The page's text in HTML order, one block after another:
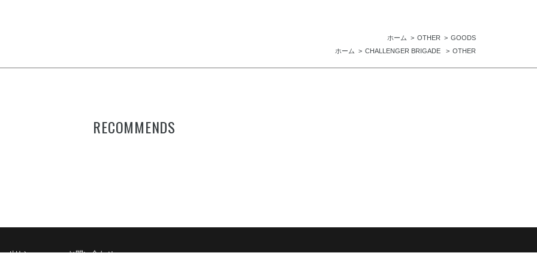
ホーム OTHER
GOODS
ホーム
CHALLENGER BRIGADE OTHER
RECOMMENDS
ポリシー お問い合わせ © 2011 afterclap All Rights Reserved.